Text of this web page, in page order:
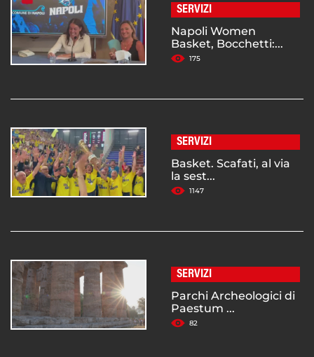
SERVIZI
Napoli Women
Basket, Bocchetti:...
175
SERVIZI
Basket. Scafati, al via
la sest...
1147
SERVIZI
Parchi Archeologici di
Paestum ...
82